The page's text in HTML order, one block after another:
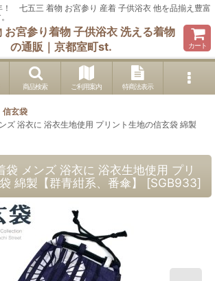
！ 七五三 着物 お宮参り 産着 子供浴衣 他を品揃え豊富
お宮参り着物 子供浴衣 洗える着物
の通販｜京都室町st.
カート
商品検索 ご利用案内 特商法表示
信玄袋
ズ 浴衣に 浴衣生地使用 プリント生地の信玄袋 綿製
袋 メンズ 浴衣に 浴衣生地使用 プリ
綿製【群青紺系、番傘】
[SGB933]